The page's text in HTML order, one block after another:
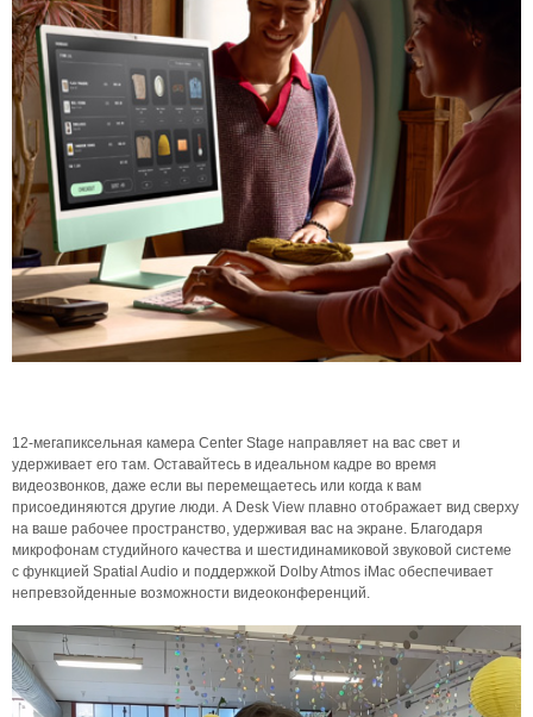
12-мегапиксельная камера Center Stage направляет на вас свет и
удерживает его там. Оставайтесь в идеальном кадре во время
видеозвонков, даже если вы перемещаетесь или когда к вам
присоединяются другие люди. А Desk View плавно отображает вид сверху
на ваше рабочее пространство, удерживая вас на экране. Благодаря
микрофонам студийного качества и шестидинамиковой звуковой системе
с функцией Spatial Audio и поддержкой Dolby Atmos iMac обеспечивает
непревзойденные возможности видеоконференций.